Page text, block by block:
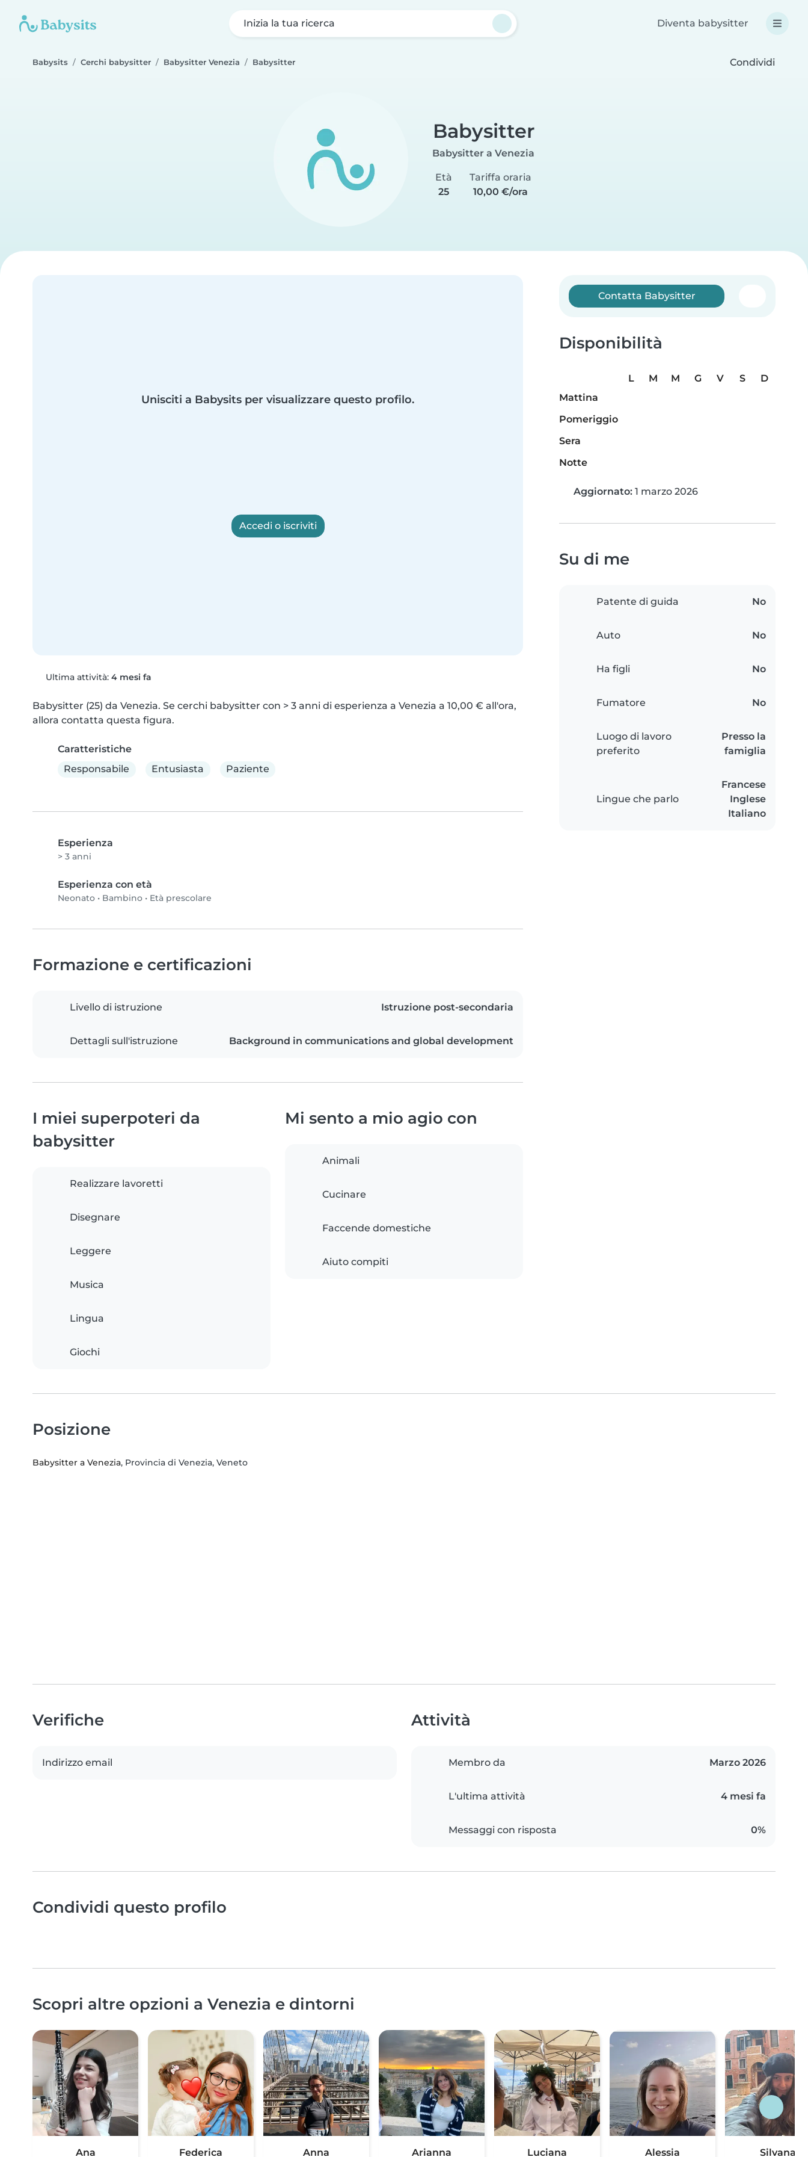
Inizia la tua ricerca Diventa babysitter
Babysits Cerchi babysitter Babysitter Venezia Babysitter Condividi
Babysitter
Babysitter a Venezia
Età
25
Tariffa oraria
10,00 €/ora
Unisciti a Babysits per visualizzare questo profilo.
Accedi o iscriviti
Ultima attività: 4 mesi fa
Babysitter (25) da Venezia. Se cerchi babysitter con > 3 anni di esperienza a Venezia a 10,00 € all'ora,
allora contatta questa figura.
Caratteristiche
Responsabile
Entusiasta Paziente
Esperienza
> 3 anni
Esperienza con età
Neonato • Bambino • Età prescolare
Contatta Babysitter
Disponibilità
L M M G V S
D
Mattina
Pomeriggio
Sera
Notte
Aggiornato: 1 marzo 2026
Su di me
Patente di guida No
Auto No
Ha figli No
Fumatore No
Luogo di lavoro
preferito
Presso la
famiglia
Lingue che parlo
Francese
Inglese
Italiano
Formazione e certificazioni
Livello di istruzione Istruzione post-secondaria
Dettagli sull'istruzione Background in communications and global development
I miei superpoteri da
babysitter
Realizzare lavoretti
Disegnare
Leggere
Musica
Lingua
Giochi
Mi sento a mio agio con
Animali
Cucinare
Faccende domestiche
Aiuto compiti
Posizione
Babysitter a Venezia, Provincia di Venezia, Veneto
Verifiche
Indirizzo email
Attività
Membro da Marzo 2026
L'ultima attività 4 mesi fa
Messaggi con risposta 0%
Condividi questo profilo
Scopri altre opzioni a Venezia e dintorni
Ana Federica Anna Arianna Luciana Alessia Silvana